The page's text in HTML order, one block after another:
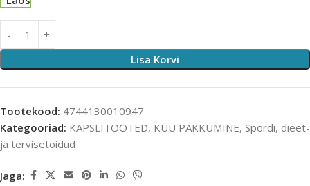
Lisa Korvi
Tootekood: 4744130010947
Kategooriad: KAPSLITOOTED, KUU PAKKUMINE, Spordi, dieet-
ja tervisetoidud
Jaga: